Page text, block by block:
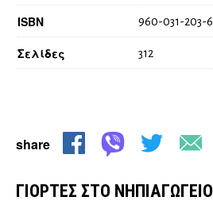
ISBN 960-031-203-6
Σελίδες 312
share
ΓΙΟΡΤΕΣ ΣΤΟ ΝΗΠΙΑΓΩΓΕΙΟ